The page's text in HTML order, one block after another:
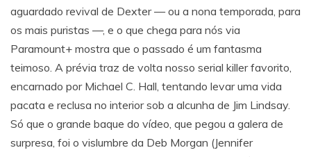
aguardado revival de Dexter — ou a nona temporada, para
os mais puristas —, e o que chega para nós via
Paramount+ mostra que o passado é um fantasma
teimoso. A prévia traz de volta nosso serial killer favorito,
encarnado por Michael C. Hall, tentando levar uma vida
pacata e reclusa no interior sob a alcunha de Jim Lindsay.
Só que o grande baque do vídeo, que pegou a galera de
surpresa, foi o vislumbre da Deb Morgan (Jennifer